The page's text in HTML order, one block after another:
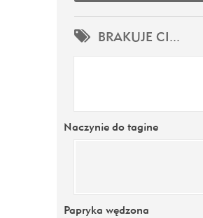
BRAKUJE CI...
Naczynie do tagine
Papryka wędzona